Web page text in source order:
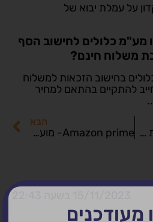
על עמלת יבוא של
מע"מ כלולים לחישוב הסף
משלוח חינם?
בחישוב הזכאות למשלוח
להתקיים בהתאם למחיר
אמזון – מילוי הכתובת למשלוח
הבא
Amazon prime- מועדון המנויים של אמזון.
מעודכנים